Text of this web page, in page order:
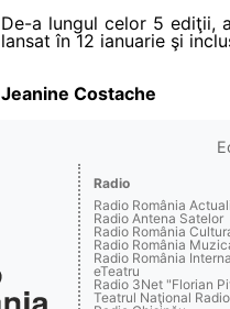
De-a lungul celor 5 ediţii,
lansat în 12 ianuarie şi
Jeanine Costache
Radio
Radio România
Radio Antena Satelor
Radio România
Radio România
Radio România
eTeatru
Radio 3Net "Florian
Teatrul Naţional